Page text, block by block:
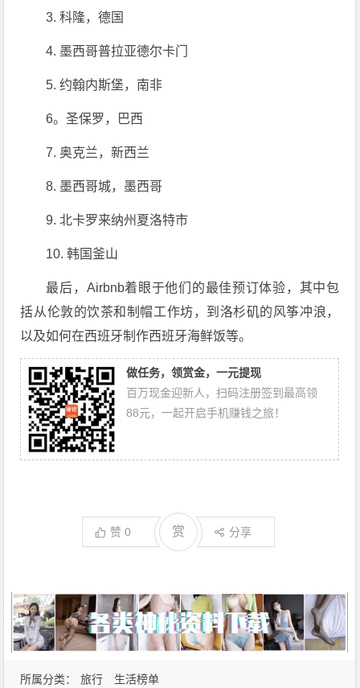
所属分类： 旅行 生活榜单
3. 科隆，德国
4. 墨西哥普拉亚德尔卡门
5. 约翰内斯堡，南非
6。圣保罗，巴西
7. 奥克兰，新西兰
8. 墨西哥城，墨西哥
9. 北卡罗来纳州夏洛特市
10. 韩国釜山
最后，Airbnb着眼于他们的最佳预订体验，其中包
括从伦敦的饮茶和制帽工作坊，到洛杉矶的风筝冲浪，
以及如何在西班牙制作西班牙海鲜饭等。
做任务，领赏金，一元提现
百万现金迎新人，扫码注册签到最高领
88元，一起开启手机赚钱之旅！
赞0 赏 分享